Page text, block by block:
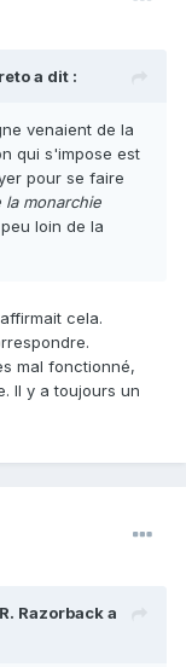
a dit :
venaient de la
qui s'impose est
pour se faire
la monarchie
loin de la
cela.
mal fonctionné,
Il y a toujours un
Razorbacka